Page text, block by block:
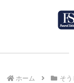
ホーム そう